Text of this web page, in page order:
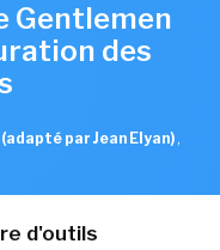
Gentlemen
des
par Jean Elyan) ,
d'outils